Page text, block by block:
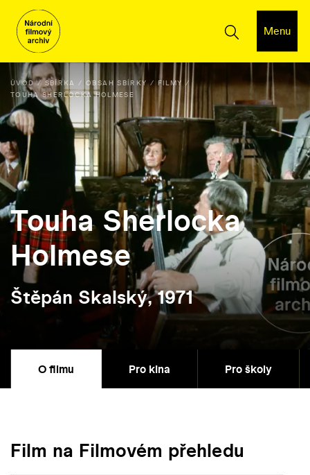
Menu
ÚVOD SBÍRKA OBSAH SBÍRKY
FILMY
TOUHA SHERLOCKA HOLMESE
Touha Sherlocka
Holmese
Štěpán Skalský, 1971
O filmu Pro kina Pro školy
Film na Filmovém přehledu